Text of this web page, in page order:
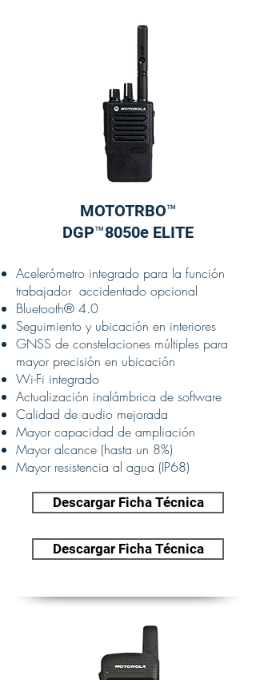
Descargar Ficha Técnica
MOTOTRBO™
DGP™8050e ELITE
Acelerómetro integrado para la función
trabajador accidentado opcional
Bluetooth® 4.0
Seguimiento y ubicación en interiores
GNSS de constelaciones múltiples para
mayor precisión en ubicación
Wi-Fi integrado
Actualización inalámbrica de software
Calidad de audio mejorada
Mayor capacidad de ampliación
Mayor alcance (hasta un 8%)
Mayor resistencia al agua (IP68)
Descargar Ficha Técnica